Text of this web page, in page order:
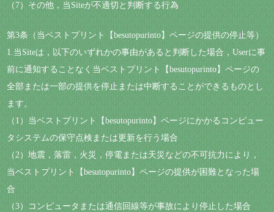
（7）その他，当Siteが不適切と判断する行為
第3条（当ベストプリント【besutopurinto】ページの提供の停止等）
1.当Siteは，以下のいずれかの事由があると判断した場合，Userに事
前に通知することなく当ベストプリント【besutopurinto】ページの
全部または一部の提供を停止または中断することができるものとし
ます。
（1）当ベストプリント【besutopurinto】ページにかかるコンピュー
タシステムの保守点検または更新を行う場合
（2）地震，落雷，火災，停電または天災などの不可抗力により，
当ベストプリント【besutopurinto】ページの提供が困難となった場
合
（3）コンピュータまたは通信回線等が事故により停止した場合